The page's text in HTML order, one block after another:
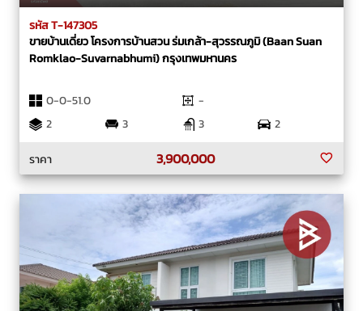
รหัส T-147305
ขายบ้านเดี่ยว โครงการบ้านสวน ร่มเกล้า-สุวรรณภูมิ (Baan Suan
Romklao-Suvarnabhumi) กรุงเทพมหานคร
0-0-51.0
-
2
3 3
2
ราคา
3,900,000